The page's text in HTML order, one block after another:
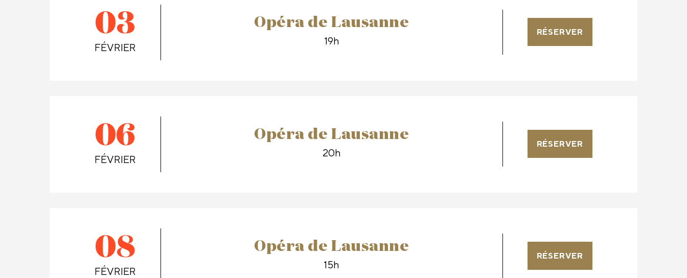
03
FÉVRIER
Opéra de Lausanne
19h
RÉSERVER
06
FÉVRIER
Opéra de Lausanne
20h
RÉSERVER
08
FÉVRIER
Opéra de Lausanne
15h
RÉSERVER